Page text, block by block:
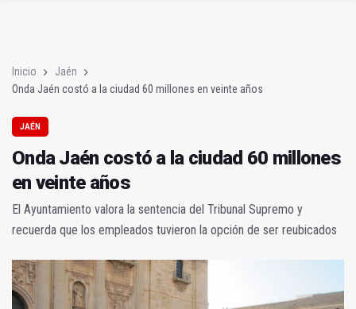
Inicio
Jaén
Onda Jaén costó a la ciudad 60 millones en veinte años
JAÉN
Onda Jaén costó a la ciudad 60 millones
en veinte años
El Ayuntamiento valora la sentencia del Tribunal Supremo y
recuerda que los empleados tuvieron la opción de ser reubicados